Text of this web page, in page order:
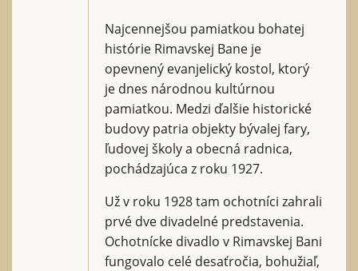
Najcennejšou pamiatkou bohatej
histórie Rimavskej Bane je
opevnený evanjelický kostol, ktorý
je dnes národnou kultúrnou
pamiatkou. Medzi ďalšie historické
budovy patria objekty bývalej fary,
ľudovej školy a obecná radnica,
pochádzajúca z roku 1927.
Už v roku 1928 tam ochotníci zahrali
prvé dve divadelné predstavenia.
Ochotnícke divadlo v Rimavskej Bani
fungovalo celé desaťročia, bohužiaľ,